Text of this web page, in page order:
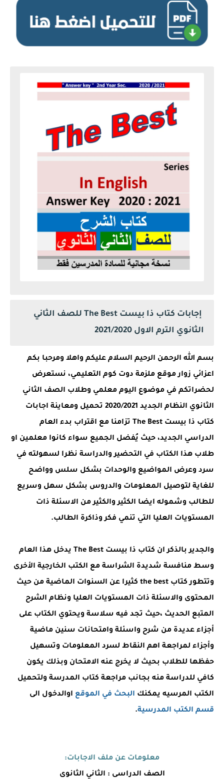
إجابات كتاب ذا بيست The Best للصف الثاني
الثانوي الترم الاول 2021/2020
بسم الله الرحمن الرحيم السلام عليكم واهلا ومرحبا بكم
اعزائي زوار موقع ملزمة دوت كوم التعليمي، نستعرض
لحضراتكم في موضوع اليوم معلمي وطلاب الصف الثاني
الثانوي النظام الجديد 2020/2021 تحميل ومعاينة اجابات
كتاب ذا بيست The Best تزامنا مع اقتراب بدء العام
الدراسي الجديد، حيث يُفضل الجميع سواء كانوا معلمين او
طلاب هذا الكتاب في التحضير والدراسة نظرا لسهولته في
سرد وعرض المواضيع والوحدات بشكل سلس وواضح
للغاية لتوصيل المعلومات والدروس بشكل سهل وسريع
للطالب وشموله ايضا الكثير والكثير من الاسئلة ذات
المستويات العليا التي تنمي فكر وذاكرة الطالب.
والجدير بالذكر ان كتاب ذا بيست The Best يدخل هذا العام
وسط منافسة شديدة الشراسة مع الكتب الخارجية الأخرى
وتتطور كتاب the best كثيرا عن السنوات الماضية من حيث
المحتوى والاسئلة ذات المستويات العليا ونظام الشرح
المتبع الحديث ،حيث تجد فيه سلاسة ويحتوي الكتاب على
أجزاء عديدة من شرح واسئلة وامتحانات سنين ماضية
وأجزاء لمراجعة اهم النقاط لسرد المعلومات وتسهيل
حفظها للطلاب بحيث لا يخرج عنه الامتحان وبذلك يكون
كافي للدراسة منه بجانب مراجعة كتاب المدرسة ولتحميل
الكتب المرسيه يمكنك البحث في الموقع اوالدخول الى
قسم الكتب المدرسية.
معلومات عن ملف الاجابات:
الصف الدراسى : الثاني الثانوى